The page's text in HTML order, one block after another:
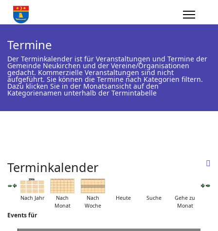
Termine
Der Terminkalender ist für Veranstaltungen und Termine der
Gemeinde Neukirchen und der Vereine/Organisationen
gedacht. Kommerzielle Veranstaltungen sind nicht
aufgeführt. Sie können die Termine nach Kategorien filtern.
Dazu klicken Sie in der Monatsansicht auf den
Kategorienamen unterhalb der Termintabelle
Terminkalender
Nach Jahr
Nach
Monat
Nach
Woche
Heute Suche
Gehe zu
Monat
Events für